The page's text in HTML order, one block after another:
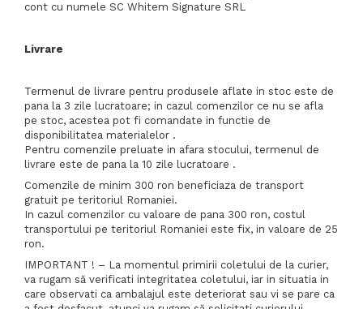
cont cu numele SC Whitem Signature SRL
Livrare
Termenul de livrare pentru produsele aflate in stoc este de
pana la 3 zile lucratoare; in cazul comenzilor ce nu se afla
pe stoc, acestea pot fi comandate in functie de
disponibilitatea materialelor .
Pentru comenzile preluate in afara stocului, termenul de
livrare este de pana la 10 zile lucratoare .
Comenzile de minim 300 ron beneficiaza de transport
gratuit pe teritoriul Romaniei.
In cazul comenzilor cu valoare de pana 300 ron, costul
transportului pe teritoriul Romaniei este fix, in valoare de 25
ron.
IMPORTANT ! – La momentul primirii coletului de la curier,
va rugam să verificati integritatea coletului, iar in situatia in
care observati ca ambalajul este deteriorat sau vi se pare ca